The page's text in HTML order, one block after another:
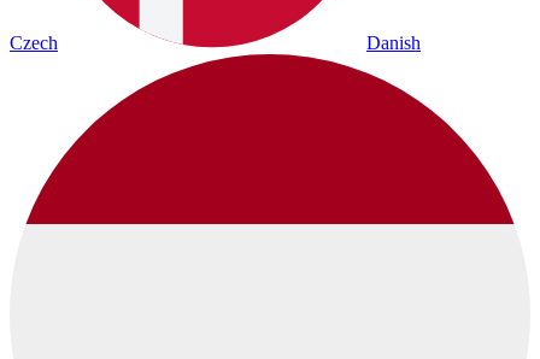
Czech Danish